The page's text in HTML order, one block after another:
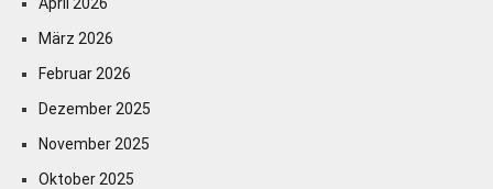
März 2026
Februar 2026
Dezember 2025
November 2025
Oktober 2025